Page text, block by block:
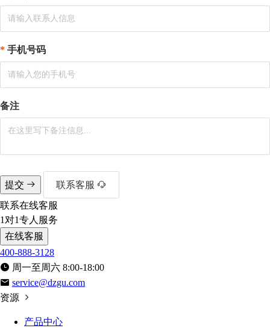
手机号码
备注
提交
联系客服
联系在线客服
1对1专人服务
在线客服
400-888-3128
周一至周六 8:00-18:00
service@dzgu.com
资源
产品中心